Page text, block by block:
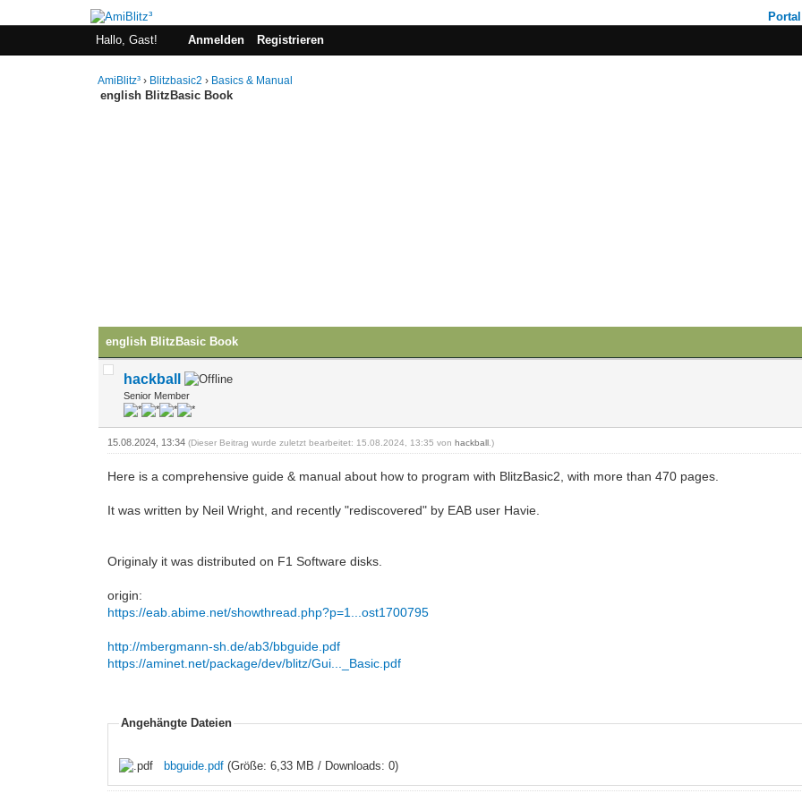
Portal
Hallo, Gast!
Anmelden Registrieren
AmiBlitz³ › Blitzbasic2 › Basics & Manual
english BlitzBasic Book
english BlitzBasic Book
hackball
Senior Member
15.08.2024, 13:34(Dieser Beitrag wurde zuletzt bearbeitet: 15.08.2024, 13:35 vonhackball .)
Here is a comprehensive guide & manual about how to program with BlitzBasic2, with more than 470 pages.
It was written by Neil Wright, and recently "rediscovered" by EAB user Havie.
Originaly it was distributed on F1 Software disks.
origin:
https://eab.abime.net/showthread.php?p=1...ost1700795
http://mbergmann-sh.de/ab3/bbguide.pdf
https://aminet.net/package/dev/blitz/Gui..._Basic.pdf
Angehängte Dateien
bbguide.pdf (Größe: 6,33 MB / Downloads: 0)